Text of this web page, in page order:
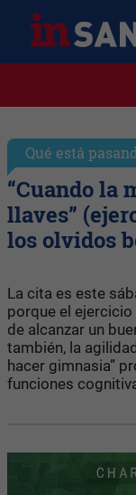
Qué está
“Cuando la
llaves”
los olvidos
La cita es este
porque el
de alcanzar un
también, la
hacer gimnasia”
funciones